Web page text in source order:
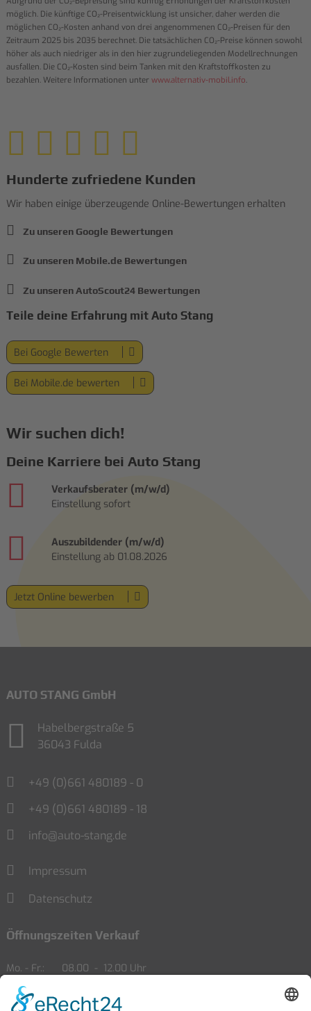
möglich. Die künftige CO₂-Preisentwicklung ist unsicher, daher werden die
möglichen CO₂-Kosten anhand von drei angenommenen CO₂-Preisen für den
Zeitraum 2025 bis 2035 berechnet. Die tatsächlichen CO₂-Preise können sowohl
höher als auch niedriger als in den hier zugrundeliegenden Modellrechnungen
ausfallen. Die CO₂-Kosten sind beim Tanken mit den Kraftstoffkosten zu
bezahlen. Weitere Informationen unter www.alternativ-mobil.info.
Hunderte zufriedene Kunden
Wir haben einige überzeugende Online-Bewertungen erhalten
Zu unseren Google Bewertungen
Zu unseren Mobile.de Bewertungen
Zu unseren AutoScout24 Bewertungen
Teile deine Erfahrung mit Auto Stang
Bei Google Bewerten
Bei Mobile.de bewerten
Wir suchen dich!
Deine Karriere bei Auto Stang
Verkaufsberater (m/w/d)
Einstellung sofort
Auszubildender (m/w/d)
Einstellung ab 01.08.2026
Jetzt Online bewerben
AUTO STANG GmbH
Habelbergstraße 5
36043 Fulda
+49 (0)661 480189 - 0
+49 (0)661 480189 - 18
info@auto-stang.de
Impressum
Datenschutz
Öffnungszeiten Verkauf
Mo. - Fr. 08.00 - 12.00 Uhr
Sa.
09.00 - 14.00 Uhr